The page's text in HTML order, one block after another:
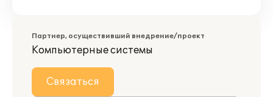
Партнер, осуществивший внедрение/проект
Компьютерные системы
Связаться